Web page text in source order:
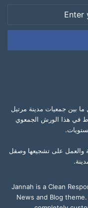
ما بين جمعيات مدينة مرتيل
في هذا الورش الجمعوي
والعمل على تشجيعها وصقل
Jannah is a Clean
News and Blog